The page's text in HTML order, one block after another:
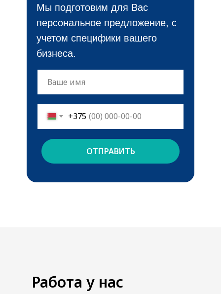
+375
ОТПРАВИТЬ
Мы подготовим для Вас
персональное предложение, с
учетом специфики вашего
бизнеса.
Работа у нас